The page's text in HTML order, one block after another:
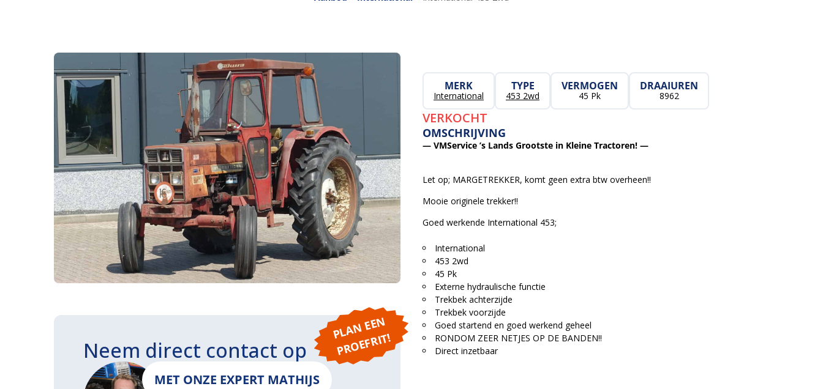
MERK
International
TYPE
453 2wd
VERMOGEN
45 Pk
DRAAIUREN
8962
VERKOCHT
OMSCHRIJVING
— VMService ’s Lands Grootste in Kleine Tractoren! —
Let op; MARGETREKKER, komt geen extra btw overheen!!
Mooie originele trekker!!
Goed werkende International 453;
International
453 2wd
45 Pk
Externe hydraulische functie
Trekbek achterzijde
Trekbek voorzijde
Goed startend en goed werkend geheel
RONDOM ZEER NETJES OP DE BANDEN!!
Direct inzetbaar
P
L
A
N
E
E
N
P
R
O
E
F
RI
T!
Neem direct contact op
MET ONZE EXPERT MATHIJS